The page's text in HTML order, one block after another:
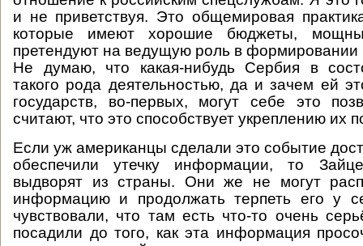
и не приветствуя. Это общемировая
которые имеют хорошие бюджеты,
претендуют на ведущую роль в формировании
Не думаю, что какая-нибудь Сербия в
такого рода деятельностью, да и зачем ей
государств, во-первых, могут себе это
считают, что это способствует укреплению их
Если уж американцы сделали это событие
обеспечили утечку информации, то
выдворят из страны. Они же не могут
информацию и продолжать терпеть его у
чувствовали, что там есть что-то очень
посадили до того, как эта информация